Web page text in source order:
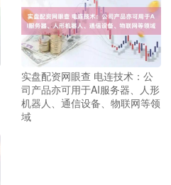
实盘配资网眼查 电连技术：公
司产品亦可用于AI服务器、人形
机器人、通信设备、物联网等领
域